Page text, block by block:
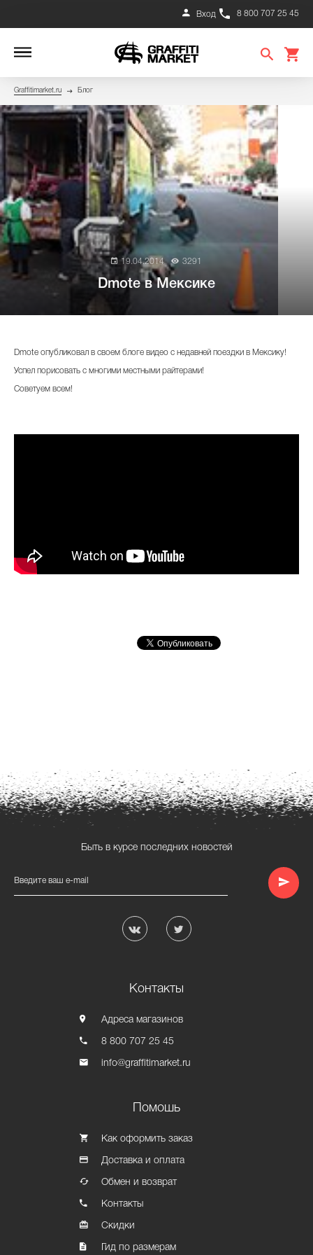
8 800 707 25 45
Вход
Graffitimarket.ru Блог
19.04.2014 3291
Dmote в Мексике
Dmote опубликовал в своем блоге видео с недавней поездки в Мексику!
Успел порисовать с многими местными райтерами!
Советуем всем!
Быть в курсе последних новостей
Введите ваш e-mail
Контакты
Адреса магазинов
8 800 707 25 45
info@graffitimarket.ru
Помошь
Как оформить заказ
Доставка и оплата
Обмен и возврат
Контакты
Скидки
Гид по размерам